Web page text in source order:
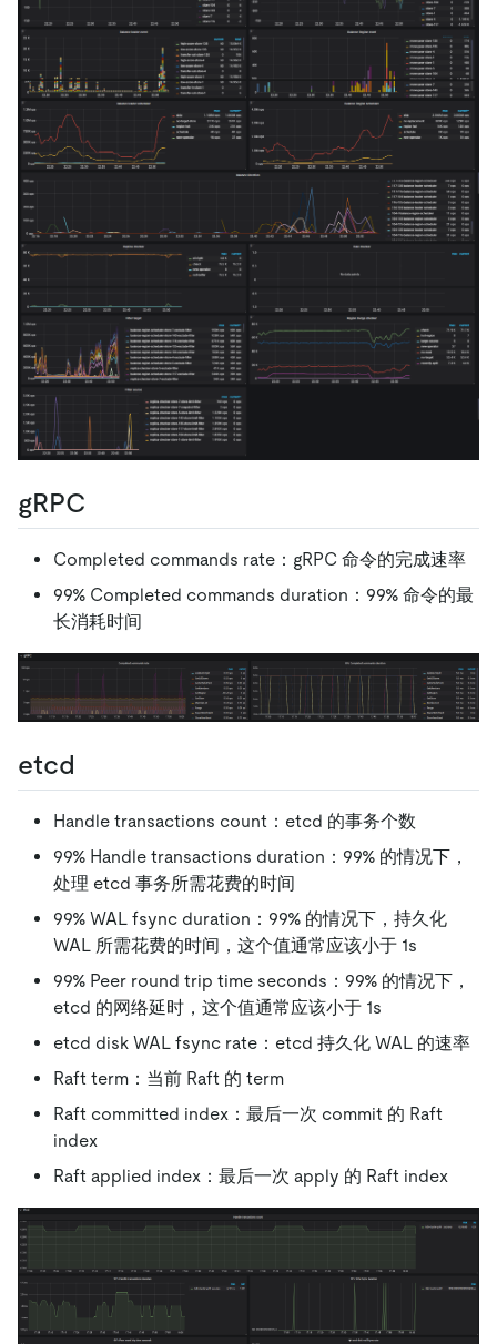
gRPC
Completed commands rate：gRPC 命令的完成速率
99% Completed commands duration：99% 命令的最
长消耗时间
etcd
Handle transactions count：etcd 的事务个数
99% Handle transactions duration：99% 的情况下，
处理 etcd 事务所需花费的时间
99% WAL fsync duration：99% 的情况下，持久化
WAL 所需花费的时间，这个值通常应该小于 1s
99% Peer round trip time seconds：99% 的情况下，
etcd 的网络延时，这个值通常应该小于 1s
etcd disk WAL fsync rate：etcd 持久化 WAL 的速率
Raft term：当前 Raft 的 term
Raft committed index：最后一次 commit 的 Raft
index
Raft applied index：最后一次 apply 的 Raft index